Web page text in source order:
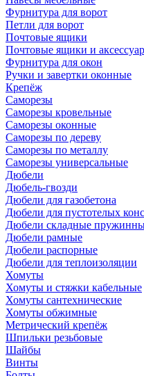
Фурнитура для ворот
Петли для ворот
Почтовые ящики
Почтовые ящики и
Фурнитура для окон
Ручки и завертки оконные
Крепёж
Саморезы
Саморезы кровельные
Саморезы оконные
Саморезы по дереву
Саморезы по металлу
Саморезы универсальные
Дюбели
Дюбель-гвозди
Дюбели для газобетона
Дюбели для пустотелых
Дюбели складные
Дюбели рамные
Дюбели распорные
Дюбели для теплоизоляции
Хомуты
Хомуты и стяжки кабельные
Хомуты сантехнические
Хомуты обжимные
Метрический крепёж
Шпильки резьбовые
Шайбы
Винты